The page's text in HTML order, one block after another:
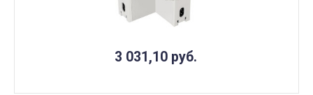
3 031,10 руб.